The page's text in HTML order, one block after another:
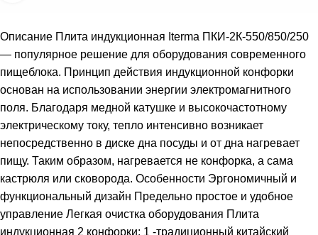
Описание Плита индукционная Iterma ПКИ-2К-550/850/250
— популярное решение для оборудования современного
пищеблока. ​Принцип действия индукционной конфорки
основан на использовании энергии электромагнитного
поля. Благодаря медной катушке и высокочастотному
электрическому току, тепло интенсивно возникает
непосредственно в диске дна посуды и от дна нагревает
пищу. ​Таким образом, нагревается не конфорка, а сама
кастрюля или сковорода. Особенности Эргономичный и
функциональный дизайн Предельно простое и удобное
управление Легкая очистка оборудования Плита
индукционная 2 конфорки: 1 -традиционный китайский